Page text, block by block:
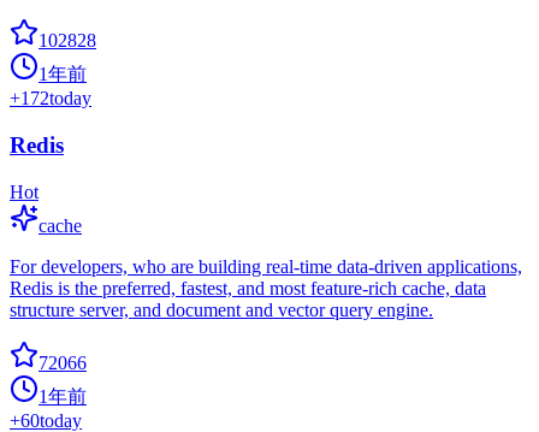
102828
1年前
+172today
Redis
Hot
cache
For developers, who are building real-time data-driven applications,
Redis is the preferred, fastest, and most feature-rich cache, data
structure server, and document and vector query engine.
72066
1年前
+60today